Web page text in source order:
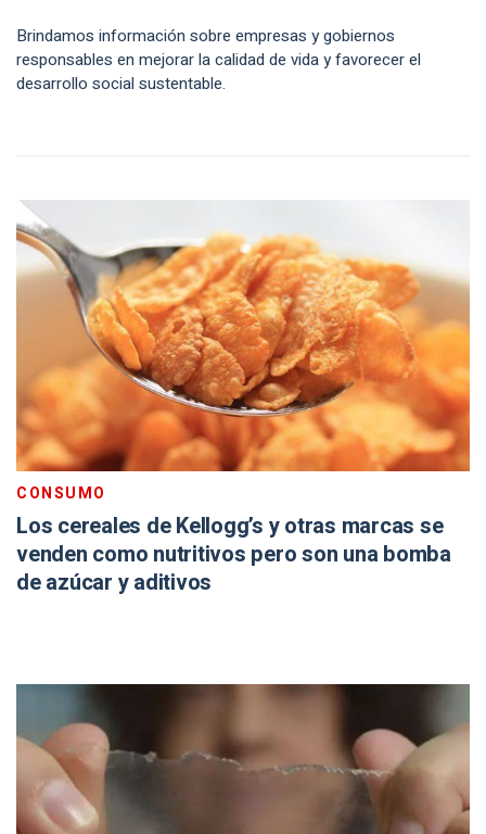
Brindamos información sobre empresas y gobiernos
responsables en mejorar la calidad de vida y favorecer el
desarrollo social sustentable.
CONSUMO
Los cereales de Kellogg’s y otras marcas se
venden como nutritivos pero son una bomba
de azúcar y aditivos